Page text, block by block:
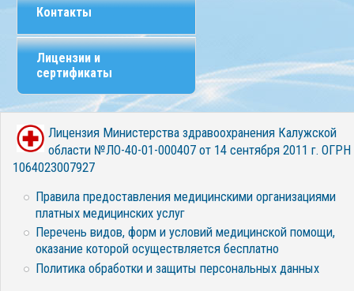
Контакты
Лицензии и
сертификаты
Лицензия Министерства здравоохранения Калужской
области №ЛО-40-01-000407 от 14 сентября 2011 г. ОГРН
1064023007927
Правила предоставления медицинскими организациями
платных медицинских услуг
Перечень видов, форм и условий медицинской помощи,
оказание которой осуществляется бесплатно
Политика обработки и защиты персональных данных